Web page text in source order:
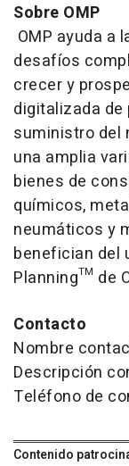
Sobre OMP
OMP ayuda a
desafíos
crecer y
digitalizada
suministro del
una amplia
bienes de
químicos,
neumáticos y
benefician del
Planning™ de
Contacto
Nombre
Descripción
Teléfono de
Contenido